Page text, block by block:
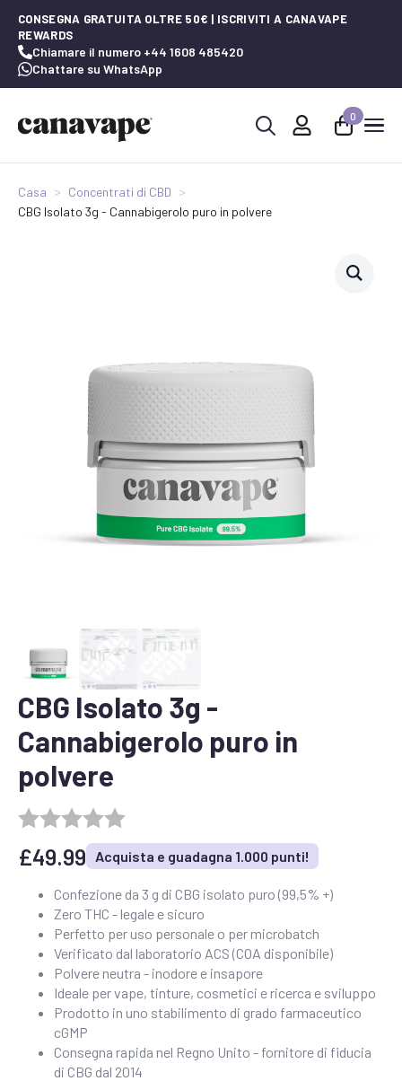
CONSEGNA GRATUITA OLTRE 50€ | ISCRIVITI A CANAVAPE
REWARDS
Chiamare il numero +44 1608 485420
Chattare su WhatsApp
0
Casa
Concentrati di CBD
CBG Isolato 3g - Cannabigerolo puro in polvere
CBG Isolato 3g -
Cannabigerolo puro in
polvere
£49.99 Acquista e guadagna 1.000 punti!
Confezione da 3 g di CBG isolato puro (99,5% +)
Zero THC - legale e sicuro
Perfetto per uso personale o per microbatch
Verificato dal laboratorio ACS (COA disponibile)
Polvere neutra - inodore e insapore
Ideale per vape, tinture, cosmetici e ricerca e sviluppo
Prodotto in uno stabilimento di grado farmaceutico
cGMP
Consegna rapida nel Regno Unito - fornitore di fiducia
di CBG dal 2014